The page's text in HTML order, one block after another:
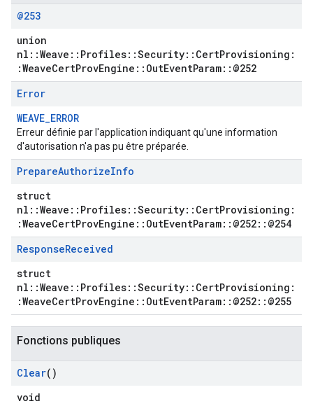
@253
union
nl::Weave::Profiles::Security::CertProvisioning:
:WeaveCertProvEngine::OutEventParam::@252
Error
WEAVE_ERROR
Erreur définie par l'application indiquant qu'une information
d'autorisation n'a pas pu être préparée.
PrepareAuthorizeInfo
struct
nl::Weave::Profiles::Security::CertProvisioning:
:WeaveCertProvEngine::OutEventParam::@252::@254
ResponseReceived
struct
nl::Weave::Profiles::Security::CertProvisioning:
:WeaveCertProvEngine::OutEventParam::@252::@255
Fonctions publiques
Clear()
void